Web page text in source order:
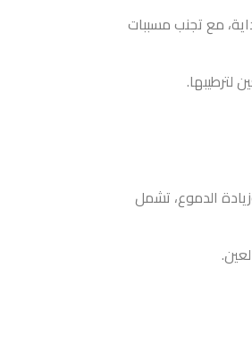
مع تجنب مسببات
لترطيبها.
الدموع، تشمل